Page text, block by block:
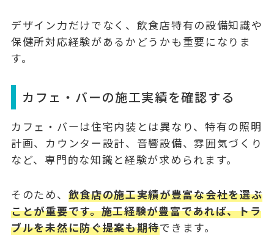
デザイン力だけでなく、飲食店特有の設備知識や
保健所対応経験があるかどうかも重要になりま
す。
カフェ・バーの施工実績を確認する
カフェ・バーは住宅内装とは異なり、特有の照明
計画、カウンター設計、音響設備、雰囲気づくり
など、専門的な知識と経験が求められます。
そのため、 飲食店の施工実績が豊富な会社を選ぶ
ことが重要です。施工経験が豊富であれば、トラ
ブルを未然に防ぐ提案も期待できます。